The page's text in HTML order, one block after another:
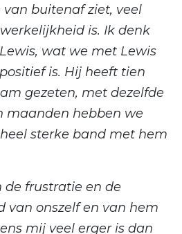
buitenaf ziet, veel
is. Ik denk
wat we met Lewis
is. Hij heeft tien
gezeten, met dezelfde
maanden hebben we
sterke band met hem
de frustratie en de
van onszelf en van hem
mij veel erger is dan